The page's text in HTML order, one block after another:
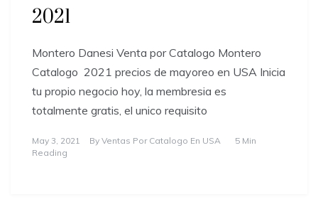
2021
Montero Danesi Venta por Catalogo Montero
Catalogo 2021 precios de mayoreo en USA Inicia
tu propio negocio hoy, la membresia es
totalmente gratis, el unico requisito
May 3, 2021 By Ventas Por Catalogo En USA
5 Min
Reading